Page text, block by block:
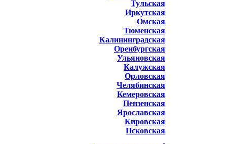
Тульская
Иркутская
Омская
Тюменская
Калининградская
Оренбургская
Ульяновская
Калужская
Орловская
Челябинская
Кемеровская
Пензенская
Ярославская
Кировская
Псковская